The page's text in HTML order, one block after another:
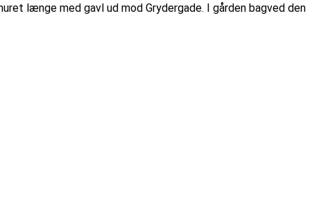
længe med gavl ud mod Grydergade. I gården bagved den